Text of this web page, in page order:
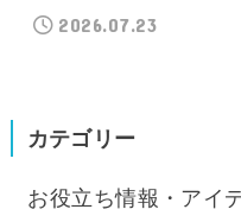
2026.07.23
カテゴリー
お役立ち情報・アイ